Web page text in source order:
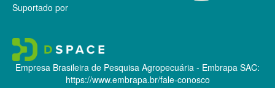
Suportado por
Empresa Brasileira de Pesquisa Agropecuária - Embrapa SAC:
https://www.embrapa.br/fale-conosco